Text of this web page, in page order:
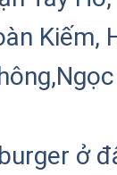
Kiếm,
ở